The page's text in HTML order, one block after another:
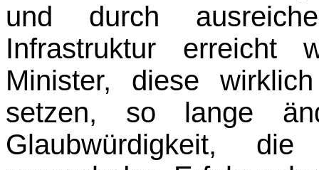
und durch
Infrastruktur erreicht
Minister, diese
setzen, so lange
Glaubwürdigkeit,